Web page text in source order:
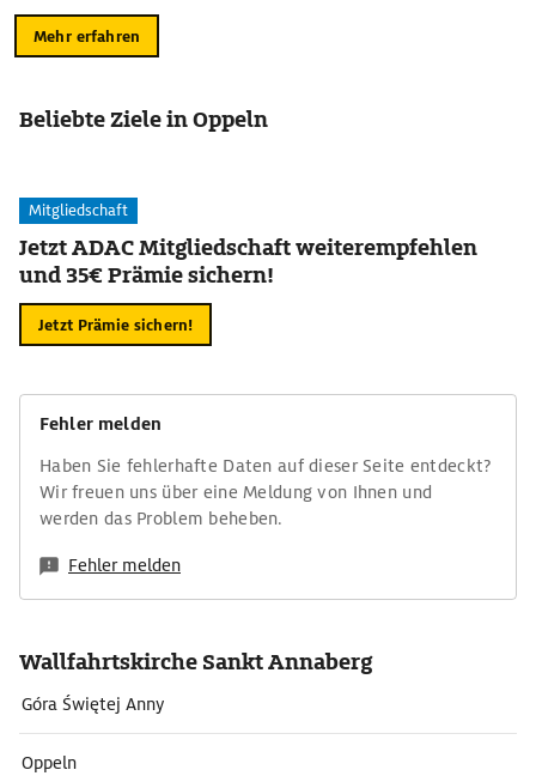
Mehr erfahren
Beliebte Ziele in Oppeln
Mitgliedschaft
Jetzt ADAC Mitgliedschaft weiterempfehlen
und 35€ Prämie sichern!
Jetzt Prämie sichern!
Fehler melden
Haben Sie fehlerhafte Daten auf dieser Seite entdeckt?
Wir freuen uns über eine Meldung von Ihnen und
werden das Problem beheben.
Fehler melden
Wallfahrtskirche Sankt Annaberg
Góra Świętej Anny
Oppeln